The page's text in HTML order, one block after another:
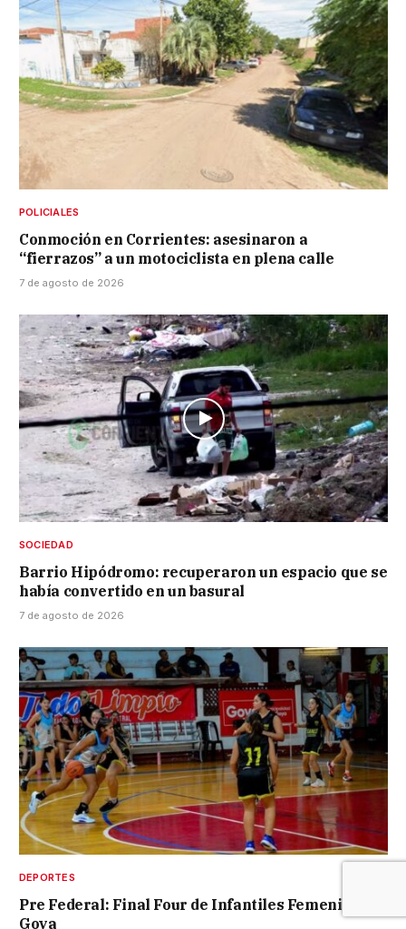
POLICIALES
Conmoción en Corrientes: asesinaron a
“fierrazos” a un motociclista en plena calle
7 de agosto de 2026
SOCIEDAD
Barrio Hipódromo: recuperaron un espacio que se
había convertido en un basural
7 de agosto de 2026
DEPORTES
Pre Federal: Final Four de Infantiles Femenino en
Goya